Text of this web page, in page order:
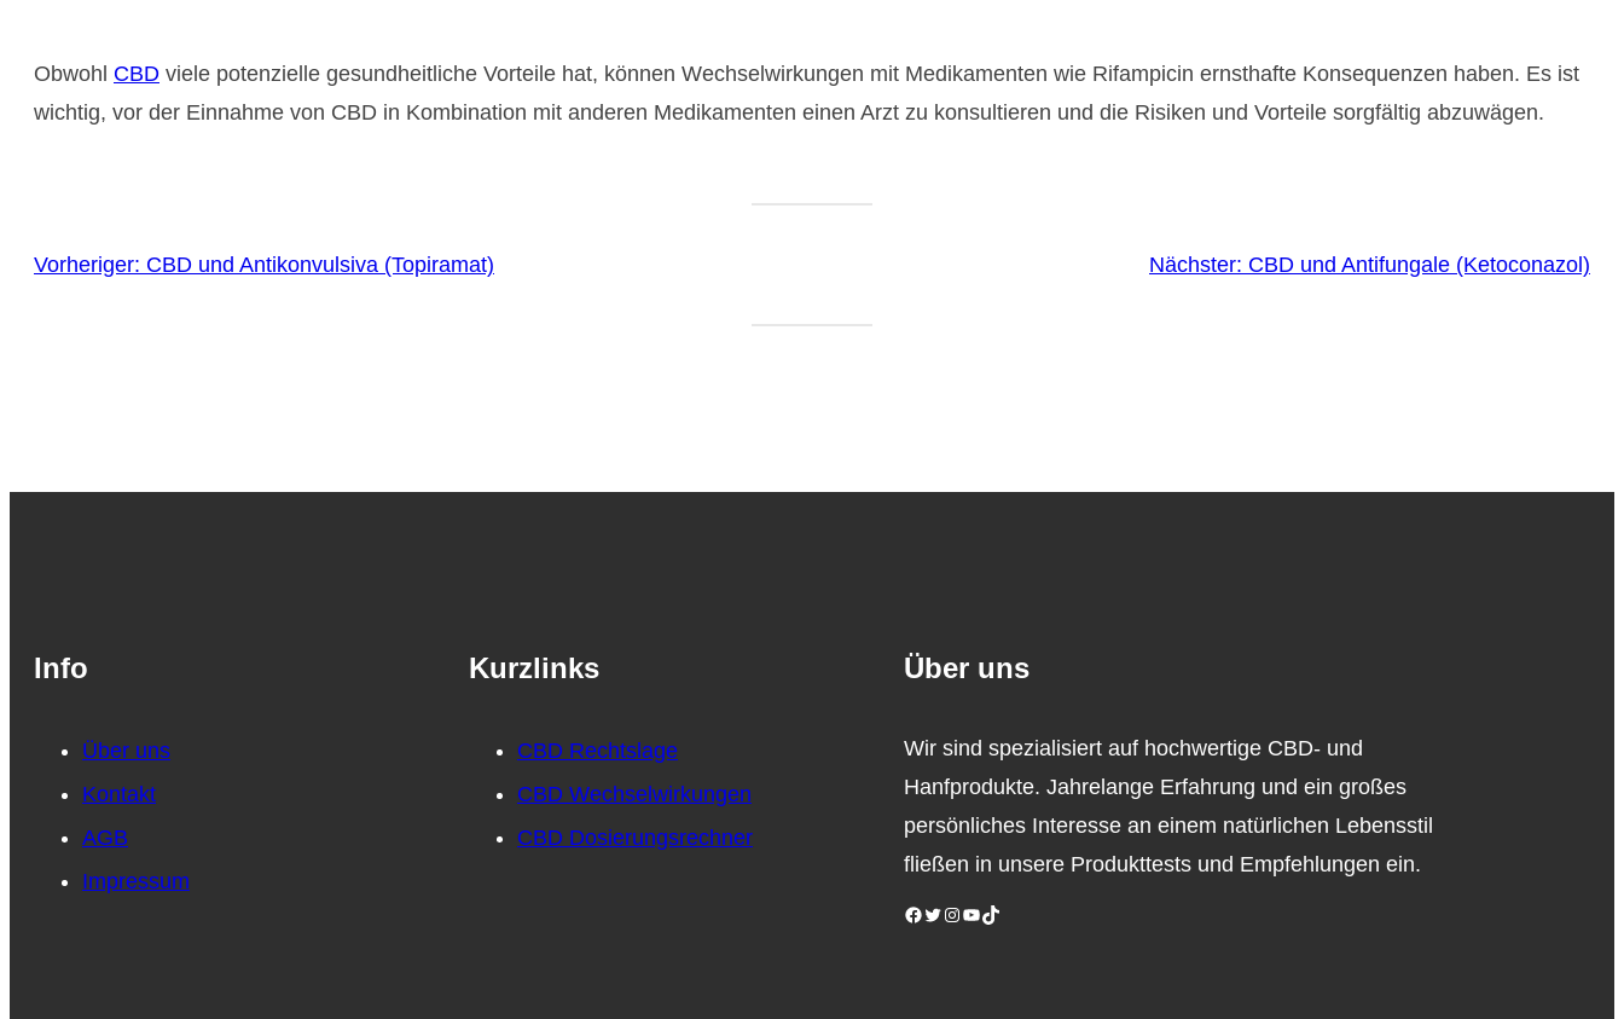
Obwohl CBD viele potenzielle gesundheitliche Vorteile hat, können Wechselwirkungen mit Medikamenten wie Rifampicin ernsthafte Konsequenzen haben. Es ist
wichtig, vor der Einnahme von CBD in Kombination mit anderen Medikamenten einen Arzt zu konsultieren und die Risiken und Vorteile sorgfältig abzuwägen.
Vorheriger: CBD und Antikonvulsiva (Topiramat) Nächster: CBD und Antifungale (Ketoconazol)
Info
Über uns
Kontakt
AGB
Impressum
Kurzlinks
CBD Rechtslage
CBD Wechselwirkungen
CBD Dosierungsrechner
Über uns
Wir sind spezialisiert auf hochwertige CBD- und
Hanfprodukte. Jahrelange Erfahrung und ein großes
persönliches Interesse an einem natürlichen Lebensstil
fließen in unsere Produkttests und Empfehlungen ein.
Facebook Twitter Instagram YouTube TikTok